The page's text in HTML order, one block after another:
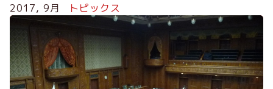
2017, 9月 トピックス